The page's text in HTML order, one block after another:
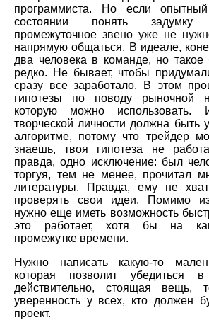
программиста. Но если
состоянии понять
промежуточное звено уже не
напрямую общаться. В идеале,
два человека в команде, но такое
редко. Не бывает, чтобы
сразу все заработало. В этом
гипотезы по поводу рыночной
которую можно
творческой личности должна быть
алгоритме, потому что трейдер
знаешь, твоя гипотеза не
правда, одно исключение: был
торгуя, тем не менее, прочитал
литературы. Правда, ему не
проверять свои идеи. Помимо
нужно еще иметь возможность
это работает, хотя бы на
промежутке времени.
Нужно написать какую-то
которая позволит убедиться
действительно, стоящая вещь,
уверенность у всех, кто должен
проект.